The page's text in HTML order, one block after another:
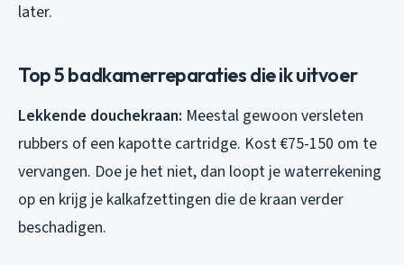
later.
Top 5 badkamerreparaties die ik uitvoer
Lekkende douchekraan: Meestal gewoon versleten
rubbers of een kapotte cartridge. Kost €75-150 om te
vervangen. Doe je het niet, dan loopt je waterrekening
op en krijg je kalkafzettingen die de kraan verder
beschadigen.